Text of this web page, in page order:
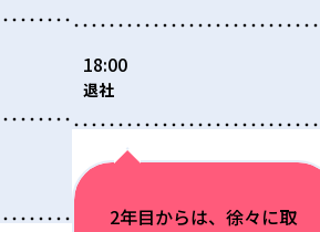
18:00
退社
2年目からは、徐々に取